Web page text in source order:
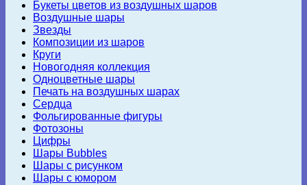
Букеты цветов из воздушных шаров
Воздушные шары
Звезды
Композиции из шаров
Круги
Новогодняя коллекция
Одноцветные шары
Печать на воздушных шарах
Сердца
Фольгированные фигуры
Фотозоны
Цифры
Шары Bubbles
Шары с рисунком
Шары с юмором